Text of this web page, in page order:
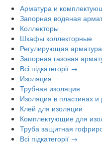
Арматура и
Запорная водяная
Коллекторы
Шкафы коллекторные
Регулирующая арматура
Запорная газовая
Всі підкатегорії →
Изоляция
Трубная изоляция
Изоляция в пластинах и
Клей для изоляции
Комплектующие для
Труба защитная
Всі підкатегорії →